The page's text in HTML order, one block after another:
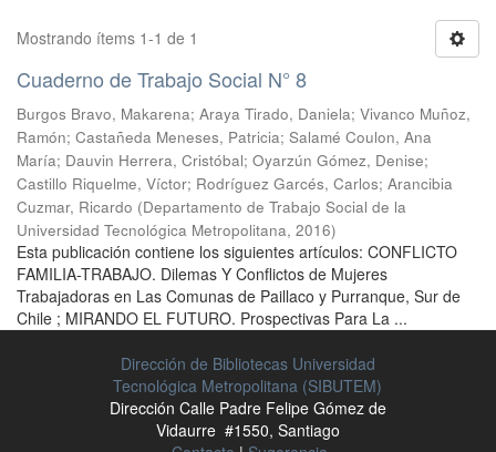
Mostrando ítems 1-1 de 1
Cuaderno de Trabajo Social N° 8
Burgos Bravo, Makarena; Araya Tirado, Daniela; Vivanco Muñoz,
Ramón; Castañeda Meneses, Patricia; Salamé Coulon, Ana
María; Dauvin Herrera, Cristóbal; Oyarzún Gómez, Denise;
Castillo Riquelme, Víctor; Rodríguez Garcés, Carlos; Arancibia
Cuzmar, Ricardo (Departamento de Trabajo Social de la
Universidad Tecnológica Metropolitana, 2016)
Esta publicación contiene los siguientes artículos: CONFLICTO
FAMILIA-TRABAJO. Dilemas Y Conflictos de Mujeres
Trabajadoras en Las Comunas de Paillaco y Purranque, Sur de
Chile ; MIRANDO EL FUTURO. Prospectivas Para La ...
Dirección de Bibliotecas Universidad
Tecnológica Metropolitana (SIBUTEM)
Dirección Calle Padre Felipe Gómez de
Vidaurre #1550, Santiago